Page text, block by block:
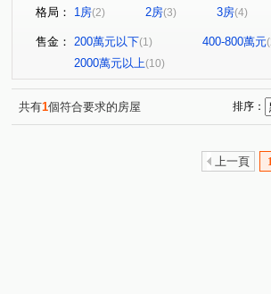
博館路 青海路二段 立德街
河南東二街(1) 大富路三段 (2) 福
環中路三段 (1)
格局： 1房(2) 2房(3) 3房(4)
售金： 200萬元以下(1) 400-800萬元
2000萬元以上(10)
共有1個符合要求的房屋 排序：
上一頁